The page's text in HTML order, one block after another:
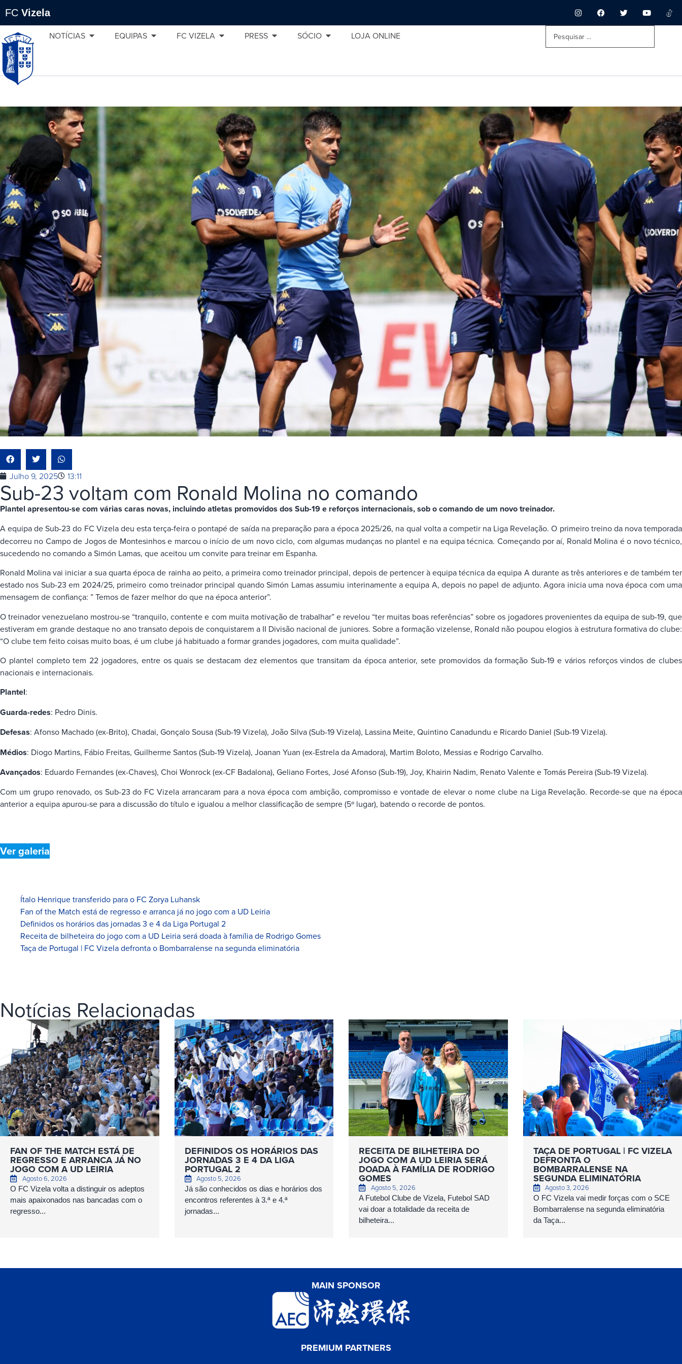
FC Vizela
NOTÍCIAS EQUIPAS FC VIZELA PRESS SÓCIO LOJA ONLINE
Julho 9, 2025 13:11
Sub-23 voltam com Ronald Molina no comando
Plantel apresentou-se com várias caras novas, incluindo atletas promovidos dos Sub-19 e reforços internacionais, sob o comando de um novo treinador.
A equipa de Sub-23 do FC Vizela deu esta terça-feira o pontapé de saída na preparação para a época 2025/26, na qual volta a competir na Liga Revelação. O primeiro treino da nova temporada
decorreu no Campo de Jogos de Montesinhos e marcou o início de um novo ciclo, com algumas mudanças no plantel e na equipa técnica. Começando por aí, Ronald Molina é o novo técnico,
sucedendo no comando a Simón Lamas, que aceitou um convite para treinar em Espanha.
Ronald Molina vai iniciar a sua quarta época de rainha ao peito, a primeira como treinador principal, depois de pertencer à equipa técnica da equipa A durante as três anteriores e de também ter
estado nos Sub-23 em 2024/25, primeiro como treinador principal quando Simón Lamas assumiu interinamente a equipa A, depois no papel de adjunto. Agora inicia uma nova época com uma
mensagem de confiança: ” Temos de fazer melhor do que na época anterior”.
O treinador venezuelano mostrou-se “tranquilo, contente e com muita motivação de trabalhar” e revelou “ter muitas boas referências” sobre os jogadores provenientes da equipa de sub-19, que
estiveram em grande destaque no ano transato depois de conquistarem a II Divisão nacional de juniores. Sobre a formação vizelense, Ronald não poupou elogios à estrutura formativa do clube:
“O clube tem feito coisas muito boas, é um clube já habituado a formar grandes jogadores, com muita qualidade”.
O plantel completo tem 22 jogadores, entre os quais se destacam dez elementos que transitam da época anterior, sete promovidos da formação Sub-19 e vários reforços vindos de clubes
nacionais e internacionais.
Plantel:
Guarda-redes: Pedro Dinis.
Defesas: Afonso Machado (ex-Brito), Chadai, Gonçalo Sousa (Sub-19 Vizela), João Silva (Sub-19 Vizela), Lassina Meite, Quintino Canadundu e Ricardo Daniel (Sub-19 Vizela).
Médios: Diogo Martins, Fábio Freitas, Guilherme Santos (Sub-19 Vizela), Joanan Yuan (ex-Estrela da Amadora), Martim Boloto, Messias e Rodrigo Carvalho.
Avançados: Eduardo Fernandes (ex-Chaves), Choi Wonrock (ex-CF Badalona), Geliano Fortes, José Afonso (Sub-19), Joy, Khairin Nadim, Renato Valente e Tomás Pereira (Sub-19 Vizela).
Com um grupo renovado, os Sub-23 do FC Vizela arrancaram para a nova época com ambição, compromisso e vontade de elevar o nome clube na Liga Revelação. Recorde-se que na época
anterior a equipa apurou-se para a discussão do título e igualou a melhor classificação de sempre (5º lugar), batendo o recorde de pontos.
Vergaleria
Ítalo Henrique transferido para o FC Zorya Luhansk
Fan of the Match está de regresso e arranca já no jogo com a UD Leiria
Definidos os horários das jornadas 3 e 4 da Liga Portugal 2
Receita de bilheteira do jogo com a UD Leiria será doada à família de Rodrigo Gomes
Taça de Portugal | FC Vizela defronta o Bombarralense na segunda eliminatória
Notícias Relacionadas
FAN OF THE MATCH ESTÁ DE
REGRESSO E ARRANCA JÁ NO
JOGO COM A UD LEIRIA
Agosto 6, 2026
O FC Vizela volta a distinguir os adeptos
mais apaixonados nas bancadas com o
regresso...
DEFINIDOS OS HORÁRIOS DAS
JORNADAS 3 E 4 DA LIGA
PORTUGAL 2
Agosto 5, 2026
Já são conhecidos os dias e horários dos
encontros referentes à 3.ª e 4.ª
jornadas...
RECEITA DE BILHETEIRA DO
JOGO COM A UD LEIRIA SERÁ
DOADA À FAMÍLIA DE RODRIGO
GOMES
Agosto 5, 2026
A Futebol Clube de Vizela, Futebol SAD
vai doar a totalidade da receita de
bilheteira...
TAÇA DE PORTUGAL | FC VIZELA
DEFRONTA O
BOMBARRALENSE NA
SEGUNDA ELIMINATÓRIA
Agosto 3, 2026
O FC Vizela vai medir forças com o SCE
Bombarralense na segunda eliminatória
da Taça...
MAIN SPONSOR
PREMIUM PARTNERS